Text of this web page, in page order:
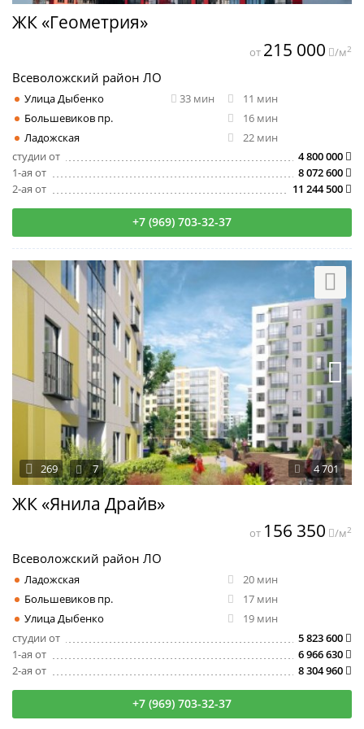
ЖК «Геометрия»
Всеволожский район ЛО
Улица Дыбенко 33 мин
11 мин
Большевиков пр.
16 мин
Ладожская
22 мин
студии от
4 800 000
1-ая от
8 072 600
2-ая от
11 244 500
от 215 000 /м2
+7 (969) 703-32-37
ЖК «Янила Драйв»
4 701
269 7
Всеволожский район ЛО
Ладожская
20 мин
Большевиков пр.
17 мин
Улица Дыбенко
19 мин
студии от
5 823 600
1-ая от
6 966 630
2-ая от
8 304 960
от 156 350 /м2
+7 (969) 703-32-37